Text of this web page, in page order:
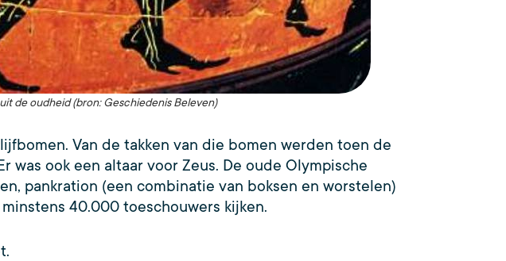
de oudheid (bron: Geschiedenis Beleven)
Van de takken van die bomen werden toen de
was ook een altaar voor Zeus. De oude Olympische
pankration (een combinatie van boksen en worstelen)
40.000 toeschouwers kijken.